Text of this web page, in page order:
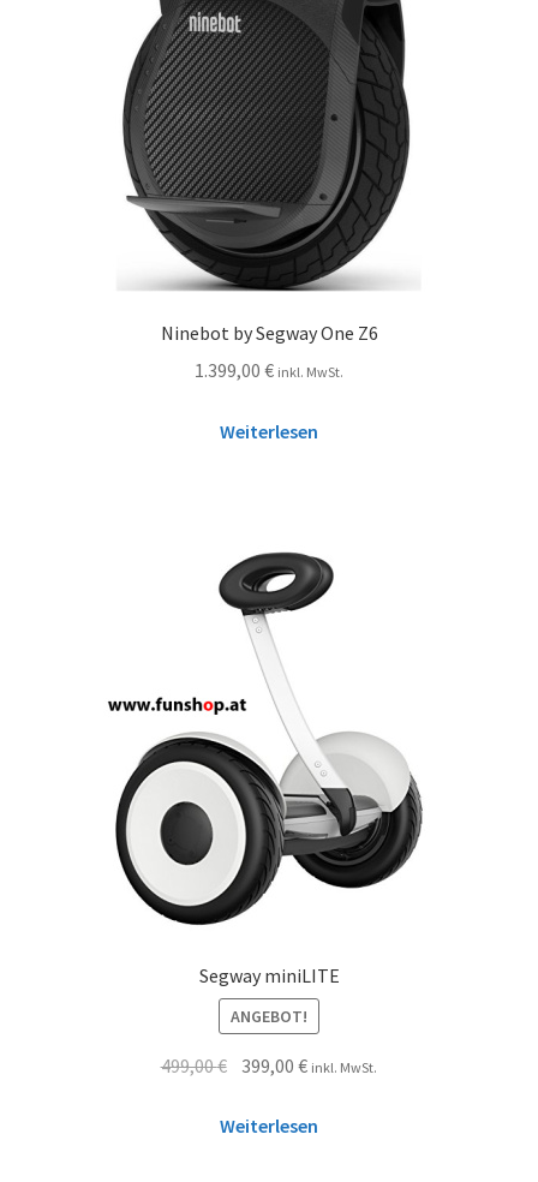
Ninebot by Segway One Z6
1.399,00 € inkl. MwSt.
Weiterlesen
Segway miniLITE
ANGEBOT!
499,00€ 399,00€ inkl. MwSt.
Weiterlesen